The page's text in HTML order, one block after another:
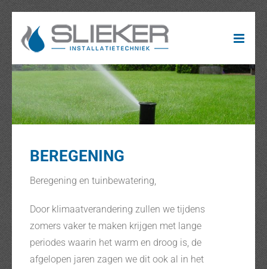
naar
inhoud
BEREGENING
Beregening en tuinbewatering,
Door klimaatverandering zullen we tijdens
zomers vaker te maken krijgen met lange
periodes waarin het warm en droog is, de
afgelopen jaren zagen we dit ook al in het